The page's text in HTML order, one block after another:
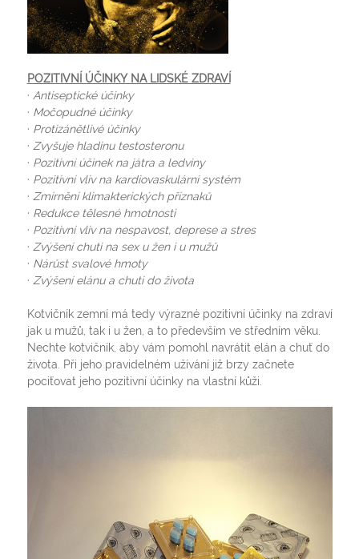
POZITIVNÍ ÚČINKY NA LIDSKÉ ZDRAVÍ
· Antiseptické účinky
· Močopudné účinky
· Protizánětlivé účinky
· Zvyšuje hladinu testosteronu
· Pozitivní účinek na játra a ledviny
· Pozitivní vliv na kardiovaskulární systém
· Zmírnění klimakterických příznaků
· Redukce tělesné hmotnosti
· Pozitivní vliv na nespavost, deprese a stres
· Zvýšení chuti na sex u žen i u mužů
· Nárůst svalové hmoty
· Zvýšení elánu a chuti do života
Kotvičník zemní má tedy výrazné pozitivní účinky na zdraví
jak u mužů, tak i u žen, a to především ve středním věku.
Nechte kotvičník, aby vám pomohl navrátit elán a chuť do
života. Při jeho pravidelném užívání již brzy začnete
pociťovat jeho pozitivní účinky na vlastní kůži.